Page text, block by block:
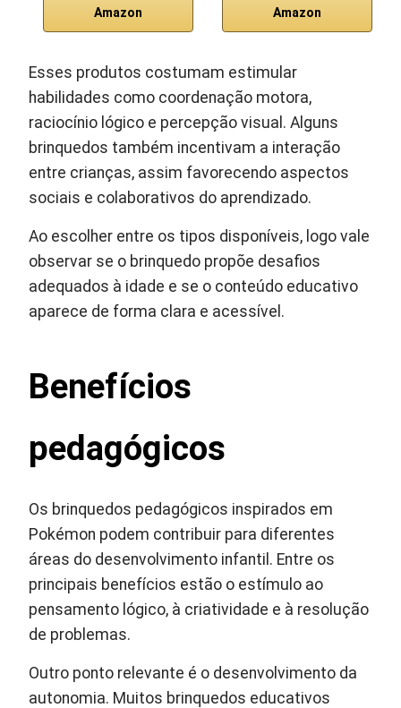
Amazon Amazon
Esses produtos costumam estimular
habilidades como coordenação motora,
raciocínio lógico e percepção visual. Alguns
brinquedos também incentivam a interação
entre crianças, assim favorecendo aspectos
sociais e colaborativos do aprendizado.
Ao escolher entre os tipos disponíveis, logo vale
observar se o brinquedo propõe desafios
adequados à idade e se o conteúdo educativo
aparece de forma clara e acessível.
Benefícios
pedagógicos
Os brinquedos pedagógicos inspirados em
Pokémon podem contribuir para diferentes
áreas do desenvolvimento infantil. Entre os
principais benefícios estão o estímulo ao
pensamento lógico, à criatividade e à resolução
de problemas.
Outro ponto relevante é o desenvolvimento da
autonomia. Muitos brinquedos educativos